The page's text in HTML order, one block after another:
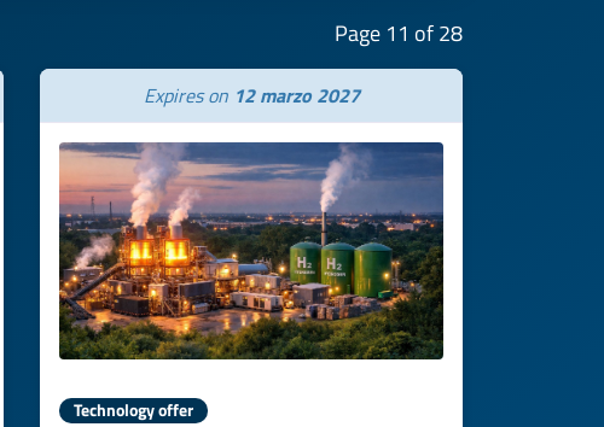
Page 11 of 28
Expires on 12 marzo 2027
Technology offer